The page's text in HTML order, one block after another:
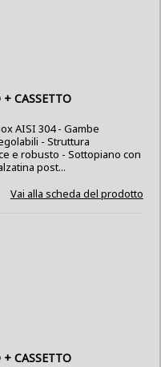
CASSETTO
AISI 304 - Gambe
- Struttura
e robusto - Sottopiano con
post...
Vai alla scheda del prodotto
CASSETTO